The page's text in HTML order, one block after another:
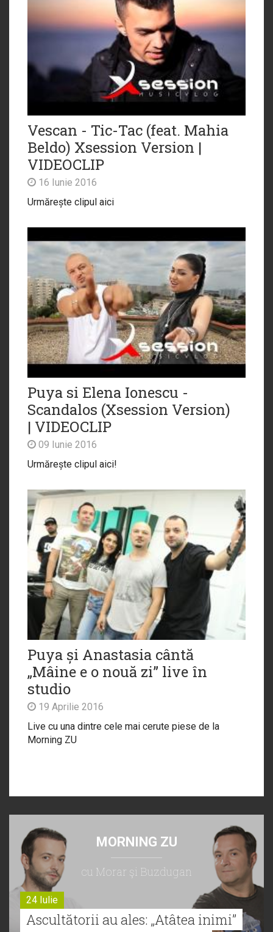
Vescan - Tic-Tac (feat. Mahia
Beldo) Xsession Version |
VIDEOCLIP
16 Iunie 2016
Urmărește clipul aici
Puya si Elena Ionescu -
Scandalos (Xsession Version)
| VIDEOCLIP
09 Iunie 2016
Urmărește clipul aici!
Puya și Anastasia cântă
„Mâine e o nouă zi” live în
studio
19 Aprilie 2016
Live cu una dintre cele mai cerute piese de la
Morning ZU
MORNING ZU
cu Morar şi Buzdugan
24 Iulie
Ascultătorii au ales: „Atâtea inimi”